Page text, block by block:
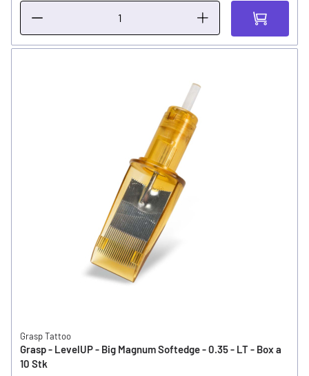
Grasp Tattoo
Grasp - LevelUP - Big Magnum Softedge - 0.35 - LT - Box a
10 Stk